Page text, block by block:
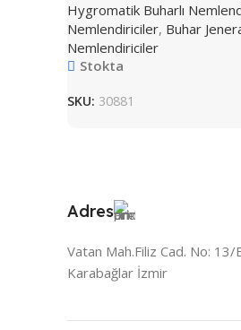
Hygromatik Buharlı
Nemlendiriciler, Buhar
Nemlendiriciler
Stokta
SKU: 30881
Adres
Vatan Mah.Filiz Cad. No: 13/
Karabağlar İzmir